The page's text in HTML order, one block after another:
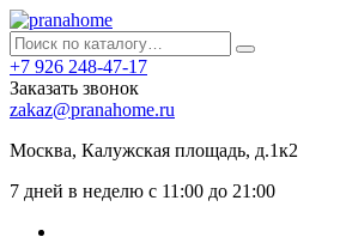
+7 926 248-47-17
Заказать звонок
zakaz@pranahome.ru
Москва, Калужская площадь, д.1к2
7 дней в неделю с 11:00 до 21:00